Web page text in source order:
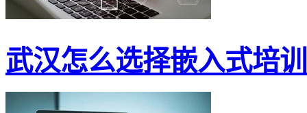
武汉怎么选择嵌入式培